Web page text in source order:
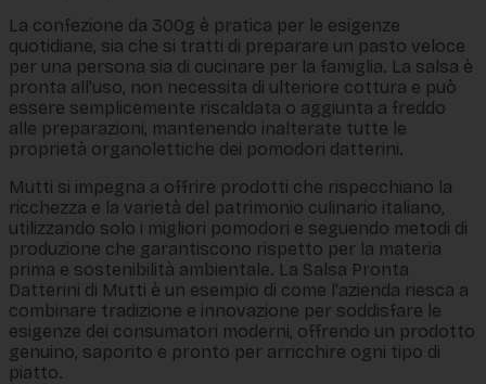
La confezione da 300g è pratica per le esigenze
quotidiane, sia che si tratti di preparare un pasto veloce
per una persona sia di cucinare per la famiglia. La salsa è
pronta all'uso, non necessita di ulteriore cottura e può
essere semplicemente riscaldata o aggiunta a freddo
alle preparazioni, mantenendo inalterate tutte le
proprietà organolettiche dei pomodori datterini.
Mutti si impegna a offrire prodotti che rispecchiano la
ricchezza e la varietà del patrimonio culinario italiano,
utilizzando solo i migliori pomodori e seguendo metodi di
produzione che garantiscono rispetto per la materia
prima e sostenibilità ambientale. La Salsa Pronta
Datterini di Mutti è un esempio di come l'azienda riesca a
combinare tradizione e innovazione per soddisfare le
esigenze dei consumatori moderni, offrendo un prodotto
genuino, saporito e pronto per arricchire ogni tipo di
piatto.